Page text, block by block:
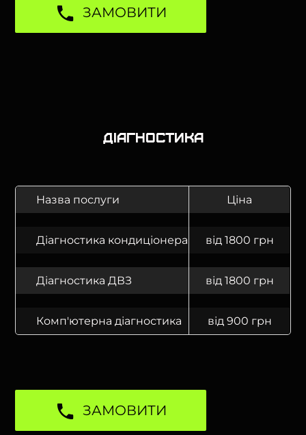
ЗАМОВИТИ
Діагностика
Назва послуги Ціна
Діагностика кондиціонера від 1800 грн
Діагностика ДВЗ від 1800 грн
Комп'ютерна діагностика від 900 грн
ЗАМОВИТИ